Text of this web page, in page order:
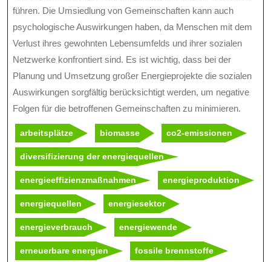
führen. Die Umsiedlung von Gemeinschaften kann auch
psychologische Auswirkungen haben, da Menschen mit dem
Verlust ihres gewohnten Lebensumfelds und ihrer sozialen
Netzwerke konfrontiert sind. Es ist wichtig, dass bei der
Planung und Umsetzung großer Energieprojekte die sozialen
Auswirkungen sorgfältig berücksichtigt werden, um negative
Folgen für die betroffenen Gemeinschaften zu minimieren.
arbeitsplätze biomasse co2-emissionen
diversifizierung der energiequellen
energieeffizienzmaßnahmen energieproduktion
energiequellen energiesektor
energieverbrauch energiewende
erneuerbare energien fossile brennstoffe